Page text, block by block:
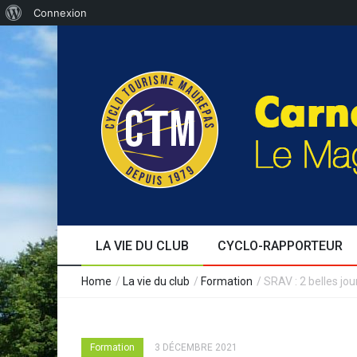
LA VIE DU CLUB CYCLO-RAPPORTEUR
Home / La vie du club / Formation / SRAV : 2 belles
Formation 3 DÉCEMBRE 2021
Connexion